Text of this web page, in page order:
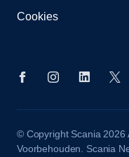
Cookies
© Copyright Scania 2026
Voorbehouden. Scania